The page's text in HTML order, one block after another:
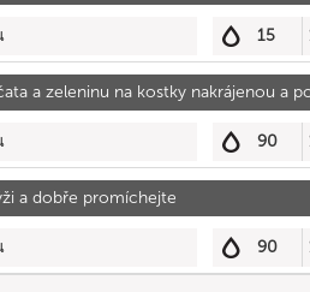
15
a zeleninu na kostky nakrájenou a
90
a dobře promíchejte
90